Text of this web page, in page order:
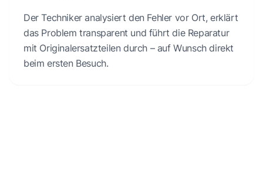
Der Techniker analysiert den Fehler vor Ort, erklärt
das Problem transparent und führt die Reparatur
mit Originalersatzteilen durch – auf Wunsch direkt
beim ersten Besuch.